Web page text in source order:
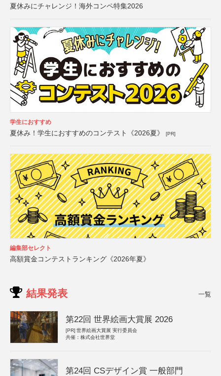
夏休みにチャレンジ！海外コンペ特集2026
学生におすすめ
夏休み！学生におすすめのコンテスト《2026夏》 [PR]
編集部セレクト
高額賞金コンテストランキング《2026年夏》
結果発表 一覧
第22回 世界絵画大賞展 2026
[PR] 世界絵画大賞展 実行委員会
共催：株式会社世界堂
第24回 CSデザイン賞 一般部門